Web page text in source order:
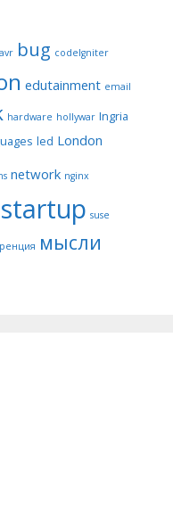
avr bug codeIgniter
edutainment email
hardware hollywar Ingria
led London
network nginx
startup suse
мысли